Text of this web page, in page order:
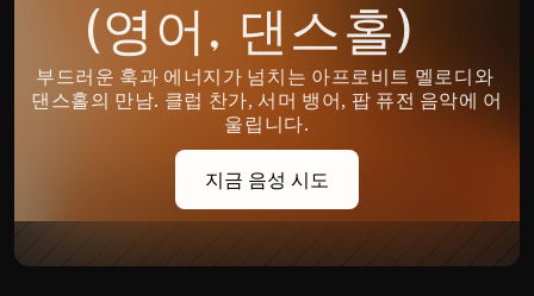
(영어, 댄스홀)
부드러운 훅과 에너지가 넘치는 아프로비트 멜로디와
댄스홀의 만남. 클럽 찬가, 서머 뱅어, 팝 퓨전 음악에 어
울립니다.
지금 음성 시도